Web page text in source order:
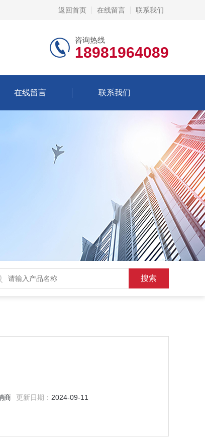
返回首页 在线留言 联系我们
咨询热线
18981964089
在线留言 联系我们
商 更新日期： 2024-09-11